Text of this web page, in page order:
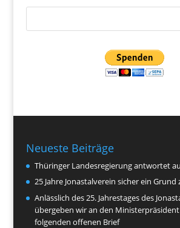
Neueste Beiträge
Thüringer Landesregierung antwortet
25 Jahre Jonastalverein sicher ein Grund
Anlässlich des 25. Jahrestages des
übergeben wir an den
folgenden offenen Brief